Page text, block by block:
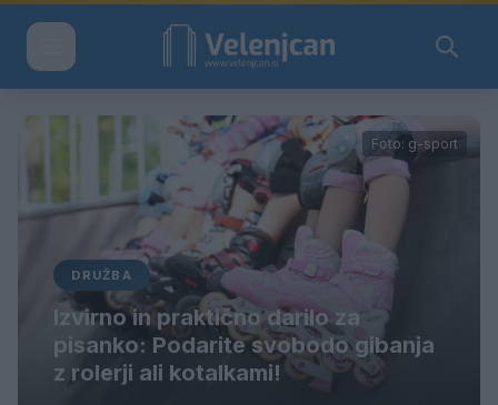
Foto: g-sport
DRUŽBA
Izvirno in praktično darilo za
pisanko: Podarite svobodo gibanja
z rolerji ali kotalkami!